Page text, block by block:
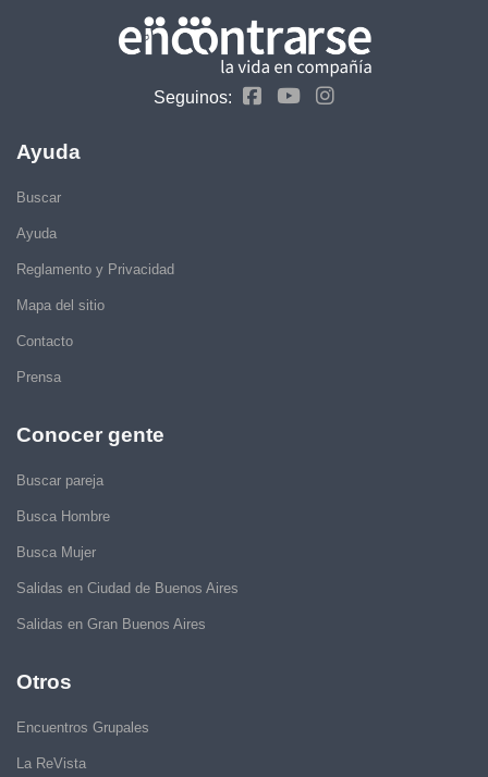
Seguinos:
Ayuda
Buscar
Ayuda
Reglamento y Privacidad
Mapa del sitio
Contacto
Prensa
Conocer gente
Buscar pareja
Busca Hombre
Busca Mujer
Salidas en Ciudad de Buenos Aires
Salidas en Gran Buenos Aires
Otros
Encuentros Grupales
La ReVista